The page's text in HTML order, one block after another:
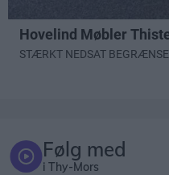
Følg med
i Thy-Mors